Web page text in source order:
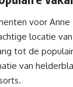
voor
locatie
tot de
van